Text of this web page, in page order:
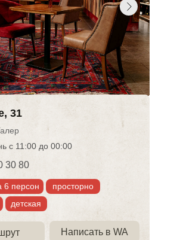
31
с 11:00 до 00:00
Написать в WA
30 80
6 персон
просторно
детская